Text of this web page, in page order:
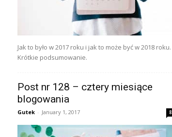
Jak to było w 2017 roku i jak to może być w 2018 roku.
Krótkie podsumowanie.
Post nr 128 – cztery miesiące
blogowania
Gutek - January 1, 2017 8